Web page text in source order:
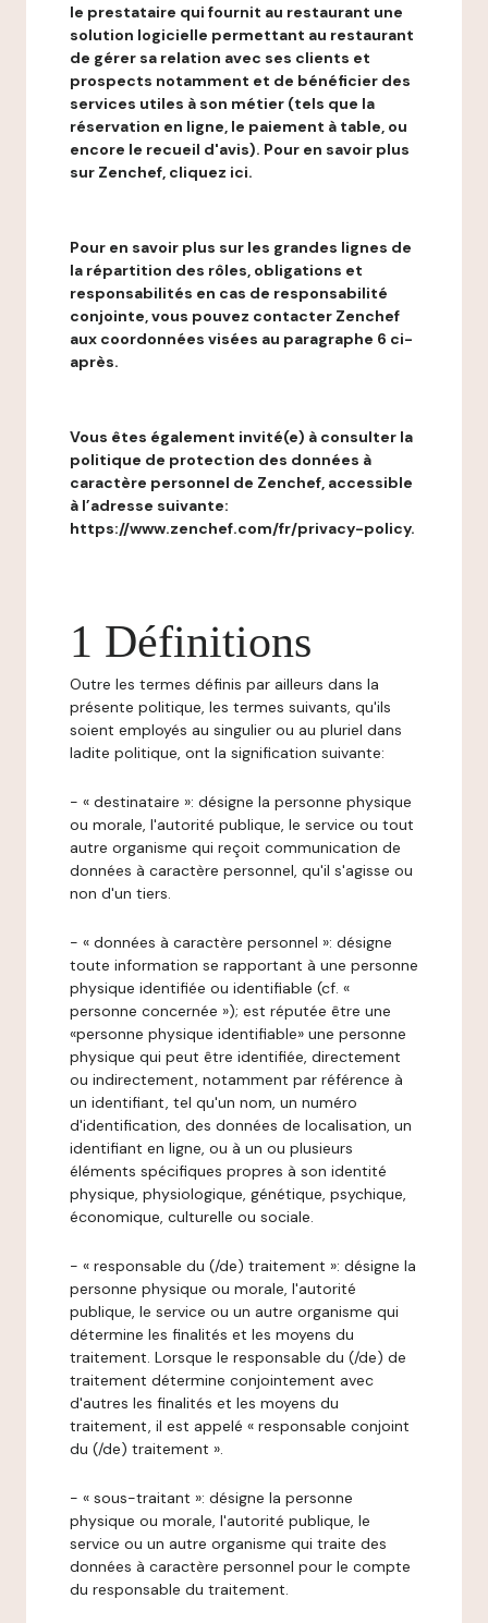
le prestataire qui fournit au restaurant une
solution logicielle permettant au restaurant
de gérer sa relation avec ses clients et
prospects notamment et de bénéficier des
services utiles à son métier (tels que la
réservation en ligne, le paiement à table, ou
encore le recueil d'avis). Pour en savoir plus
sur Zenchef, cliquez ici.
Pour en savoir plus sur les grandes lignes de
la répartition des rôles, obligations et
responsabilités en cas de responsabilité
conjointe, vous pouvez contacter Zenchef
aux coordonnées visées au paragraphe 6 ci-
après.
Vous êtes également invité(e) à consulter la
politique de protection des données à
caractère personnel de Zenchef, accessible
à l’adresse suivante:
https://www.zenchef.com/fr/privacy-policy.
1 Définitions
Outre les termes définis par ailleurs dans la
présente politique, les termes suivants, qu'ils
soient employés au singulier ou au pluriel dans
ladite politique, ont la signification suivante:
- « destinataire »: désigne la personne physique
ou morale, l'autorité publique, le service ou tout
autre organisme qui reçoit communication de
données à caractère personnel, qu'il s'agisse ou
non d'un tiers.
- « données à caractère personnel »: désigne
toute information se rapportant à une personne
physique identifiée ou identifiable (cf. «
personne concernée »); est réputée être une
«personne physique identifiable» une personne
physique qui peut être identifiée, directement
ou indirectement, notamment par référence à
un identifiant, tel qu'un nom, un numéro
d'identification, des données de localisation, un
identifiant en ligne, ou à un ou plusieurs
éléments spécifiques propres à son identité
physique, physiologique, génétique, psychique,
économique, culturelle ou sociale.
- « responsable du (/de) traitement »: désigne la
personne physique ou morale, l'autorité
publique, le service ou un autre organisme qui
détermine les finalités et les moyens du
traitement. Lorsque le responsable du (/de) de
traitement détermine conjointement avec
d'autres les finalités et les moyens du
traitement, il est appelé « responsable conjoint
du (/de) traitement ».
- « sous-traitant »: désigne la personne
physique ou morale, l'autorité publique, le
service ou un autre organisme qui traite des
données à caractère personnel pour le compte
du responsable du traitement.